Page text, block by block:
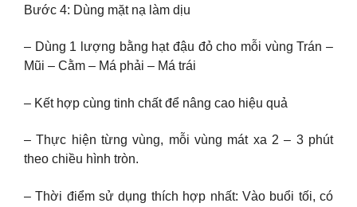
Bước 4: Dùng mặt nạ làm dịu
– Dùng 1 lượng bằng hạt đậu đỏ cho mỗi vùng Trán –
Mũi – Cằm – Má phải – Má trái
– Kết hợp cùng tinh chất để nâng cao hiệu quả
– Thực hiện từng vùng, mỗi vùng mát xa 2 – 3 phút
theo chiều hình tròn.
– Thời điểm sử dụng thích hợp nhất: Vào buổi tối, có